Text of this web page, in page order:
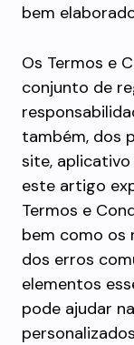
bem
Os Termos e
conjunto de
também, dos
site,
este artigo
Termos e
bem como os
dos erros
elementos
pode ajudar